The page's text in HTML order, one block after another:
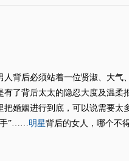
背后必须站着一位贤淑、大气
了背后太太的隐忍大度及温柔
婚姻进行到底，可以说需要太
手”……明星背后的女人，哪个不